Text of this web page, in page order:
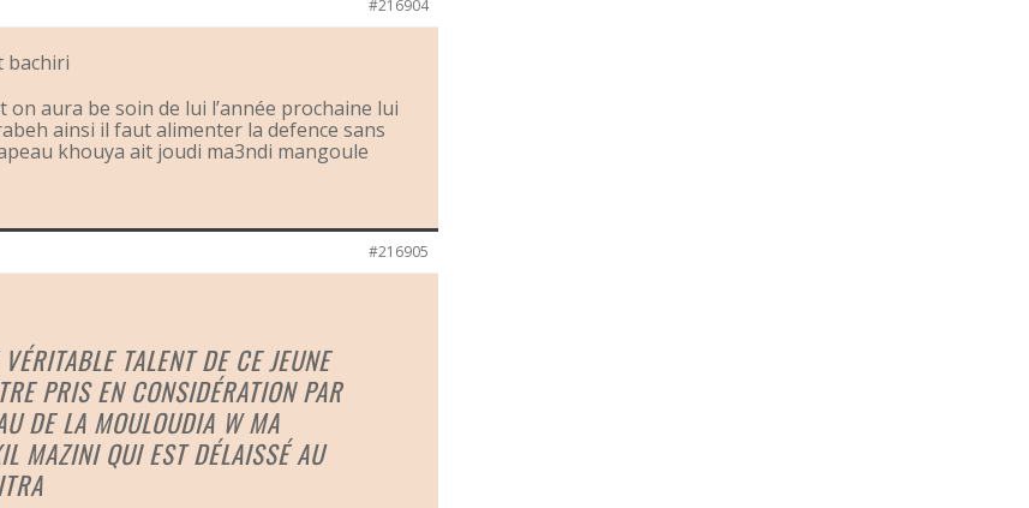
#216904
bachiri
aura be soin de lui l’année prochaine lui
ainsi il faut alimenter la defence sans
khouya ait joudi ma3ndi mangoule
#216905
TALENT DE CE JEUNE
PRIS EN CONSIDÉRATION PAR
DE LA MOULOUDIA W MA
MAZINI QUI EST DÉLAISSÉ AU